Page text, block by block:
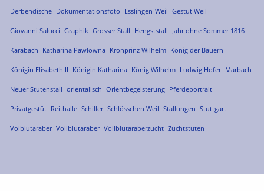
Derbendische Dokumentationsfoto Esslingen-Weil Gestüt Weil
Giovanni Salucci Graphik Grosser Stall Hengststall Jahr ohne Sommer 1816
Karabach Katharina Pawlowna Kronprinz Wilhelm König der Bauern
Königin Elisabeth II Königin Katharina König Wilhelm Ludwig Hofer Marbach
Neuer Stutenstall orientalisch Orientbegeisterung Pferdeportrait
Privatgestüt Reithalle Schiller Schlösschen Weil Stallungen Stuttgart
Volblutaraber Vollblutaraber Vollblutaraberzucht Zuchtstuten